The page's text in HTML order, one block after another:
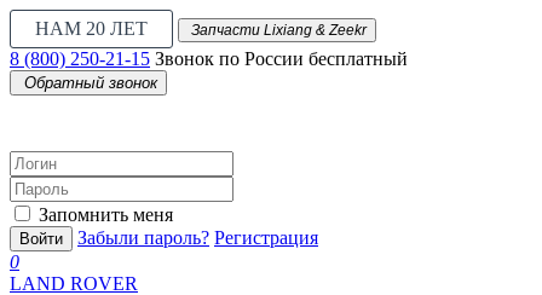
НАМ 20 ЛЕТ Запчасти Lixiang & Zeekr
8 (800) 250-21-15 Звонок по России бесплатный
Обратный звонок
Запомнить меня
Войти Забыли пароль? Регистрация
0
LAND ROVER